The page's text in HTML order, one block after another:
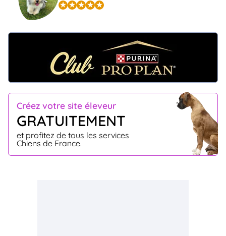
Créez votre site éleveur
GRATUITEMENT
et profitez de tous les services
Chiens de France.